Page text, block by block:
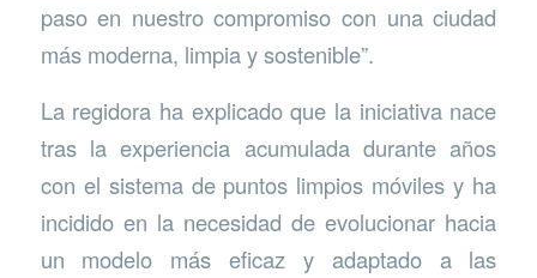
paso en nuestro compromiso con una ciudad
más moderna, limpia y sostenible”.
La regidora ha explicado que la iniciativa nace
tras la experiencia acumulada durante años
con el sistema de puntos limpios móviles y ha
incidido en la necesidad de evolucionar hacia
un modelo más eficaz y adaptado a las